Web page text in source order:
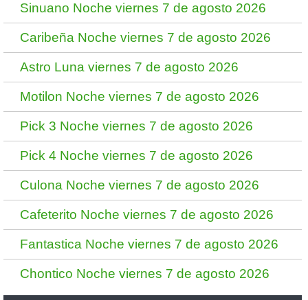
Sinuano Noche viernes 7 de agosto 2026
Caribeña Noche viernes 7 de agosto 2026
Astro Luna viernes 7 de agosto 2026
Motilon Noche viernes 7 de agosto 2026
Pick 3 Noche viernes 7 de agosto 2026
Pick 4 Noche viernes 7 de agosto 2026
Culona Noche viernes 7 de agosto 2026
Cafeterito Noche viernes 7 de agosto 2026
Fantastica Noche viernes 7 de agosto 2026
Chontico Noche viernes 7 de agosto 2026